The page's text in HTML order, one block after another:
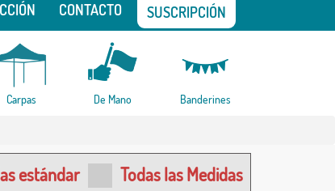
CONTACTO SUSCRIPCIÓN
Carpas De Mano Banderines
estándar Todas las Medidas